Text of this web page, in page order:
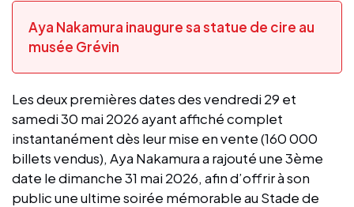
Aya Nakamura inaugure sa statue de cire au
musée Grévin
Les deux premières dates des vendredi 29 et
samedi 30 mai 2026 ayant affiché complet
instantanément dès leur mise en vente (160 000
billets vendus), Aya Nakamura a rajouté une 3ème
date le dimanche 31 mai 2026, afin d’offrir à son
public une ultime soirée mémorable au Stade de